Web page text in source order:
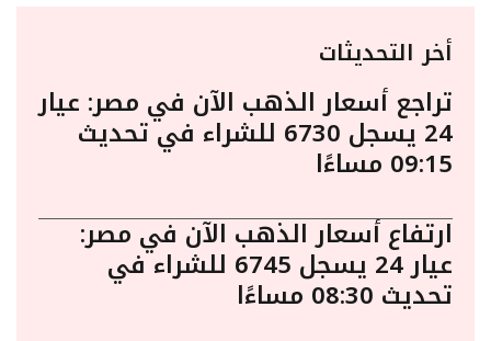
أخر التحديثات
تراجع أسعار الذهب الآن في مصر: عيار
24 يسجل 6730 للشراء في تحديث
09:15 مساءًا
ارتفاع أسعار الذهب الآن في مصر:
عيار 24 يسجل 6745 للشراء في
تحديث 08:30 مساءًا